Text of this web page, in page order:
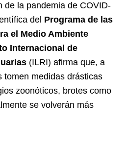
de la pandemia de COVID-
del Programa de las
el Medio Ambiente
Internacional de
(ILRI) afirma que, a
tomen medidas drásticas
zoonóticos, brotes como
se volverán más